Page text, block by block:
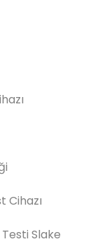
Cihazı
Testi Slake